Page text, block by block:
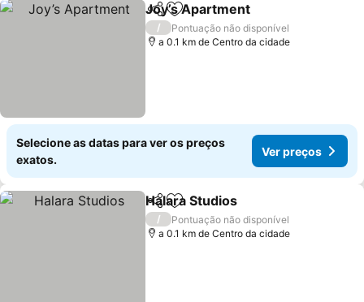
PartilharAdicionar aos favoritos
Joy’s Apartment
/
Pontuação não disponível
a 0.1 km de Centro da cidade
Selecione as datas para ver os preços
exatos.
Ver preços
PartilharAdicionar aos favoritos
Halara Studios
/
Pontuação não disponível
a 0.1 km de Centro da cidade